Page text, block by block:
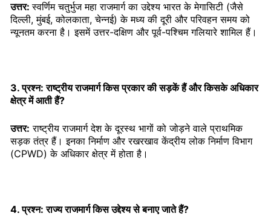
उत्तर:स्वर्णिम चतुर्भुज महा राजमार्ग का उद्देश्य भारत के मेगासिटी (जैसे
दिल्ली, मुंबई, कोलकाता, चेन्नई) के मध्य की दूरी और परिवहन समय को
न्यूनतम करना है। इसमें उत्तर-दक्षिण और पूर्व-पश्चिम गलियारे शामिल हैं।
3. प्रश्न: राष्ट्रीय राजमार्ग किस प्रकार की सड़कें हैं और किसके अधिकार
क्षेत्र में आती हैं?
उत्तर: राष्ट्रीय राजमार्ग देश के दूरस्थ भागों को जोड़ने वाले प्राथमिक
सड़क तंत्र हैं। इनका निर्माण और रखरखाव केंद्रीय लोक निर्माण विभाग
(CPWD) के अधिकार क्षेत्र में होता है।
4. प्रश्न: राज्य राजमार्ग किस उद्देश्य से बनाए जाते हैं?